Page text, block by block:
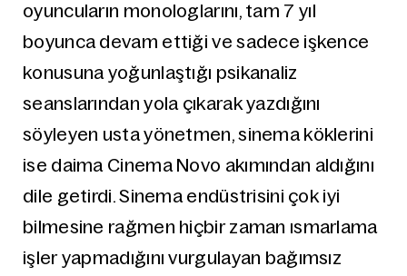
oyuncuların monologlarını, tam 7 yıl
boyunca devam ettiği ve sadece işkence
konusuna yoğunlaştığı psikanaliz
seanslarından yola çıkarak yazdığını
söyleyen usta yönetmen, sinema köklerini
ise daima Cinema Novo akımından aldığını
dile getirdi. Sinema endüstrisini çok iyi
bilmesine rağmen hiçbir zaman ısmarlama
işler yapmadığını vurgulayan bağımsız